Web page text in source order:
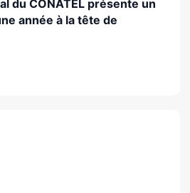
du CONATEL présente un
année à la tête de